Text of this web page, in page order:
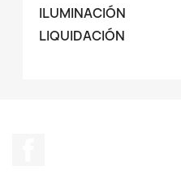
ILUMINACIÓN
LIQUIDACIÓN